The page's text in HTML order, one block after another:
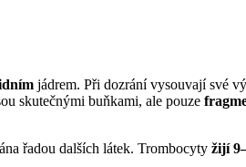
jádrem. Při dozrání vysouvají své
skutečnými buňkami, ale pouze
řadou dalších látek. Trombocyty žijí